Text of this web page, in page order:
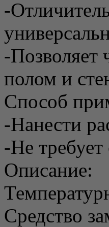
-
-Позволяет
полом и
Способ
-Нанести
-Не
Описание:
Средство